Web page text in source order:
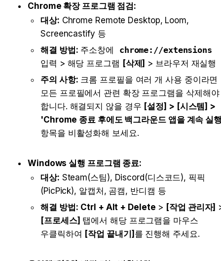
Chrome 확장 프로그램 점검:
대상: Chrome Remote Desktop, Loom,
Screencastify 등
해결 방법: 주소창에
chrome://extensions
입력 > 해당 프로그램 [삭제] > 브라우저 재실행
주의 사항: 크롬 프로필을 여러 개 사용 중이라면
모든 프로필에서 관련 확장 프로그램을 삭제해야
합니다. 해결되지 않을 경우 [설정] > [시스템] >
'Chrome 종료 후에도 백그라운드 앱을 계속 실
항목을 비활성화해 보세요.
Windows 실행 프로그램 종료:
대상: Steam(스팀), Discord(디스코드), 픽픽
(PicPick), 알캡처, 곰캠, 반디캠 등
해결 방법: Ctrl + Alt + Delete > [작업 관리자]
[프로세스] 탭에서 해당 프로그램을 마우스
우클릭하여 [작업 끝내기] 를 진행해 주세요.